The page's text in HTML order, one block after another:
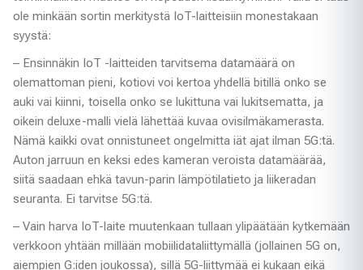
ole minkään sortin merkitystä IoT-laitteisiin monestakaan
syystä:
– Ensinnäkin IoT -laitteiden tarvitsema datamäärä on
olemattoman pieni, kotiovi voi kertoa yhdellä bitillä onko se
auki vai kiinni, toisella onko se lukittuna vai lukitsematta, ja
oikein deluxe-malli vielä lähettää kuvaa ovisilmäkamerasta.
Nämä kaikki ovat onnistuneet ongelmitta iät ajat ilman 5G:tä.
Auton jarruun en keksi edes kameran veroista datamäärää,
siitä saadaan ehkä tavun-parin lämpötilatieto ja liikeradan
seuranta. Ei tarvitse 5G:tä.
– Vain harva IoT-laite muutenkaan tullaan ylipäätään kytkemään
verkkoon yhtään millään mobiilidataliittymällä (jollainen 5G on,
aiempien G:iden joukossa), sillä 5G-liittymää ei kukaan eikä